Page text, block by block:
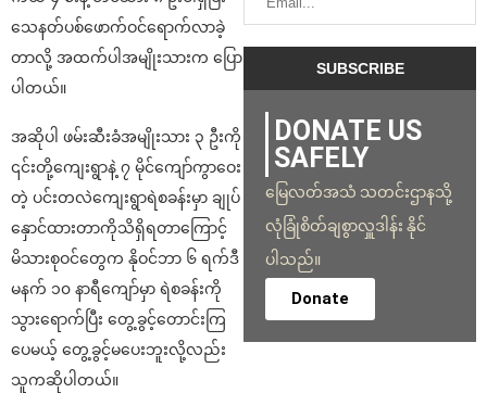
သေနတ်ပစ်ဖောက်ဝင်ရောက်လာခဲ့
တာလို့ အထက်ပါအမျိုးသားက ပြော
ပါတယ်။
အဆိုပါ ဖမ်းဆီးခံအမျိုးသား ၃ ဦးကို
၎င်းတို့ကျေးရွာနဲ့ ၇ မိုင်ကျော်ကွာဝေး
တဲ့ ပင်းတလဲကျေးရွာရဲစခန်းမှာ ချုပ်
နှောင်ထားတာကိုသိရှိရတာကြောင့်
မိသားစုဝင်တွေက နိုဝင်ဘာ ၆ ရက်ဒီ
မနက် ၁၀ နာရီကျော်မှာ ရဲစခန်းကို
သွားရောက်ပြီး တွေ့ခွင့်တောင်းကြ
ပေမယ့် တွေ့ခွင့်မပေးဘူးလို့လည်း
သူကဆိုပါတယ်။
DONATE US
SAFELY
မြေလတ်အသံ သတင်းဌာနသို့
လုံခြုံစိတ်ချစွာလှူဒါန်း နိုင်
ပါသည်။
Donate